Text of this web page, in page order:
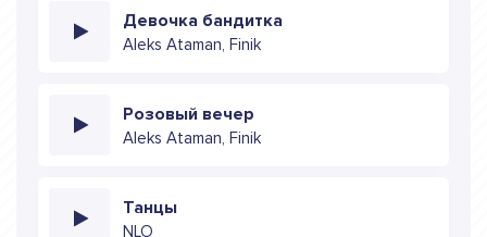
Девочка бандитка
Aleks Ataman, Finik
Розовый вечер
Aleks Ataman, Finik
Танцы
NLO